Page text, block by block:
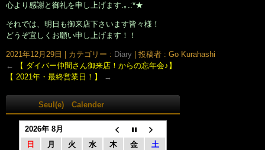
心より感謝と御礼を申し上げます.｡.:*★
それでは、明日も御来店下さいます皆々様！
どうぞ宜しくお願い申し上げます！！
2021年12月29日 カテゴリー : Diary
投稿者 : Go Kurahashi
←
【 ダイバー仲間さん御来店！からの忘年会♪】
【 2021年・最終営業日！】
→
Seul(e) Calender
2026年 8月
日
月 火 水 木 金
土